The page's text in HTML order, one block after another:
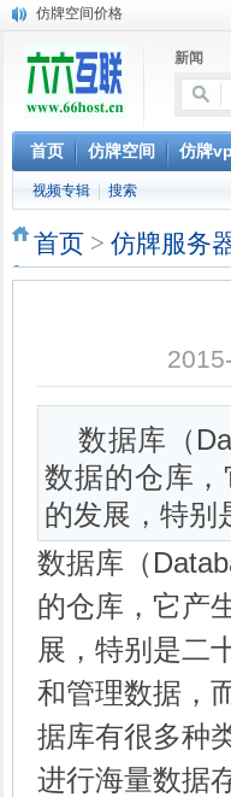
仿牌空间价格
仿牌服务器价格
Linux共享主机-荷兰仿牌空间
Linux共享主机-俄罗斯仿牌空间
美国VPS-仿牌外贸VPS抗投
美国仿牌VPS服务器magento
XEN平台美国仿牌VPS抗投诉
Linux共享主机-马来西亚抗投
新闻
首页 仿牌空间 仿牌
视频专辑 搜索
首页 > 仿牌服务
数据库（
数据的仓库
的发展，特别
数据库（
的仓库，它产
展，特别是二
和管理数据，
据库有很多种
进行海量数据